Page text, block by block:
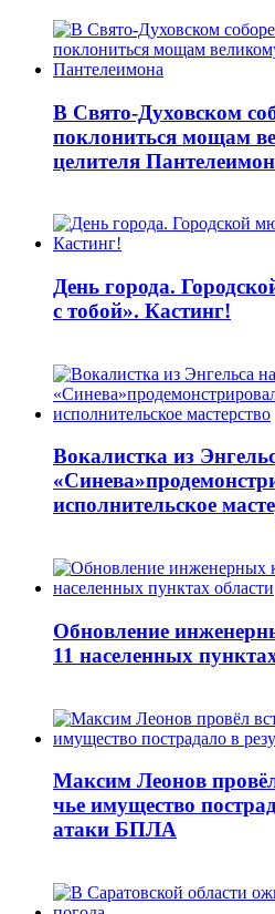
В Свято-Духовском
поклониться мощам
целителя
День города.
с тобой». Кастинг!
Вокалистка из
исполнительское
Обновление
11 населенных
Максим Леонов
чье имущество
атаки БПЛА